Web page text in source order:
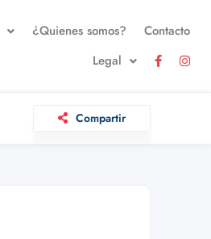
¿Quienes somos?
Contacto
Legal
Compartir